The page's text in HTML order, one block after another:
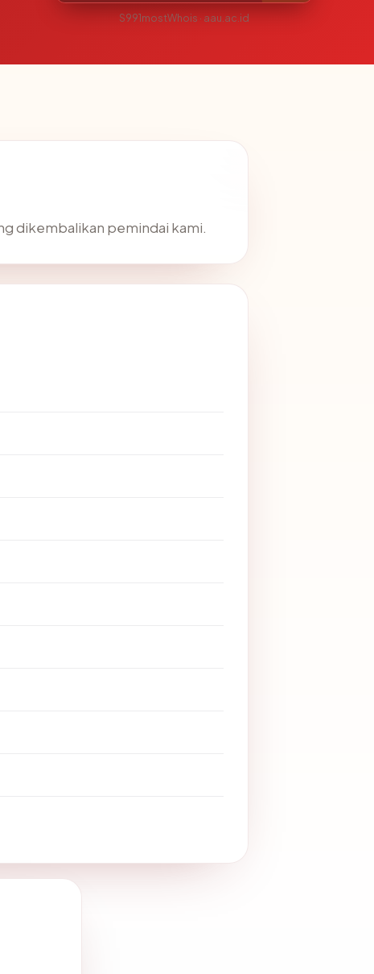
S991mostWhois · aau.ac.id
dikembalikan pemindai kami.